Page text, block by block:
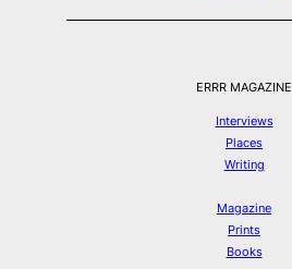
ERRR MAGAZINE
Interviews
Places
Writing
Magazine
Prints
Books